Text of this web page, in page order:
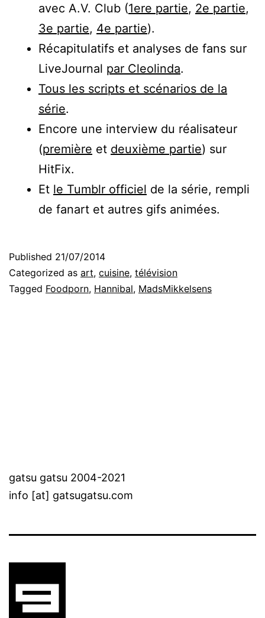
avec A.V. Club (1ere partie, 2e partie,
3e partie, 4e partie).
Récapitulatifs et analyses de fans sur
LiveJournal par Cleolinda.
Tous les scripts et scénarios de la
série.
Encore une interview du réalisateur
(première et deuxième partie) sur
HitFix.
Et le Tumblr officiel de la série, rempli
de fanart et autres gifs animées.
Published 21/07/2014
Categorized as art, cuisine, télévision
Tagged Foodporn, Hannibal, MadsMikkelsens
gatsu gatsu 2004-2021
info [at] gatsugatsu.com